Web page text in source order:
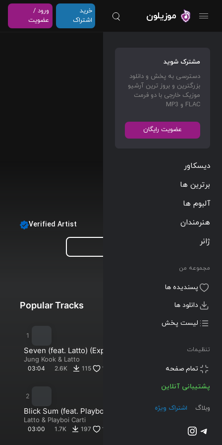
موزیلون
خرید
اشتراک
ورود /
عضویت
مشترک شوید
دسترسی به پخش و دانلود
بزرگترین و بروز ترین آرشیو
موزیک خارجی با دو فرمت
FLAC و MP3
عضویت رایگان
دیسکاور
برترین ها
آلبوم ها
هنرمندان
ژانر
مجموعه من
پسندیده ها
دانلود ها
لیست پخش
تنظیمات
پشتیبانی آنلاین
وبلاگ اشتراک ویژه
تلگرام
اینستاگرم
@2023-2026 Musilon
Verified Artist
Latto
Popular Tracks
Seven (feat. Latto) (Explicit
Ver.)
Jung Kook & Latto
03:04 2.6K 115 160
Blick Sum (feat. Playboi
Carti)
Latto & Playboi Carti
03:00 1.7K 197 101
New Tracks